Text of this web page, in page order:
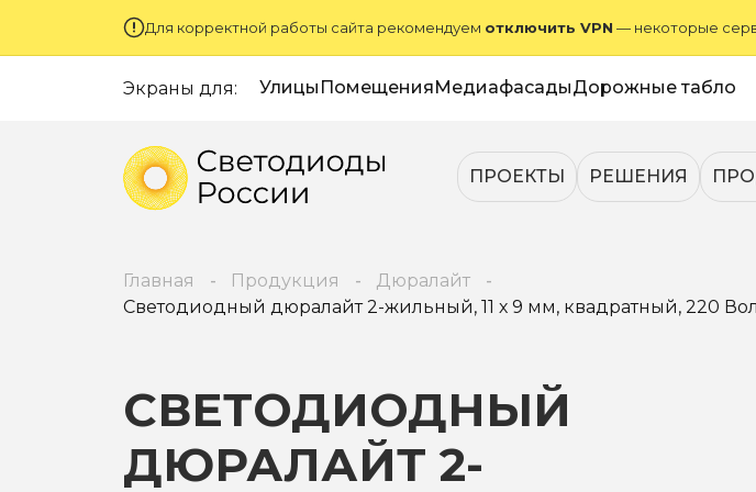
Для корректной работы сайта рекомендуем отключить VPN — некоторые
Экраны для: Улицы ПомещенияМедиафасадыДорожные табло
ПРОЕКТЫ РЕШЕНИЯ
Главная Продукция
Дюралайт
Светодиодный дюралайт 2-жильный, 11 х 9 мм, квадратный, 220
СВЕТОДИОДНЫЙ
ДЮРАЛАЙТ 2-